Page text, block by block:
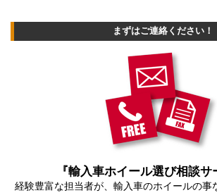
まずはご連絡ください！
『輸入車ホイール選び相談サ
経験豊富な担当者が、輸入車のホイールの事